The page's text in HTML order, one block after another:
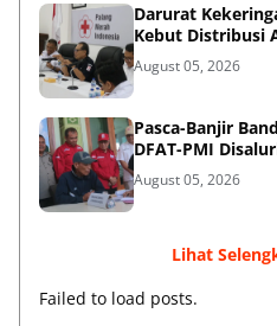
Darurat
Kebut Distribusi
August 05, 2026
Pasca-Banjir
DFAT-PMI
August 05, 2026
Lihat
Failed to load posts.